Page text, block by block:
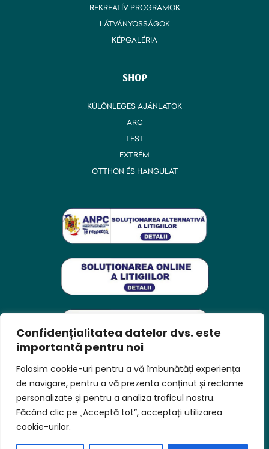
Confidențialitatea datelor dvs. este
importantă pentru noi
Folosim cookie-uri pentru a vă îmbunătăți experiența
de navigare, pentru a vă prezenta conținut și reclame
personalizate și pentru a analiza traficul nostru.
Făcând clic pe „Acceptă tot”, acceptați utilizarea
cookie-urilor.
REKREATÍV PROGRAMOK
LÁTVÁNYOSSÁGOK
KÉPGALÉRIA
SHOP
KÜLÖNLEGES AJÁNLATOK
ARC
TEST
EXTRÉM
OTTHON ÉS HANGULAT
Imperial Hotel Management S.R.L. cu sediul social in Str. Abator,
nr. 17, Targu Secuiesc jud. Covasna, J14/32/2007, CIF RO 5129376
Toate drepturile rezervate © 2024 Balvanyos Resort